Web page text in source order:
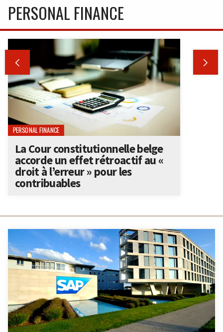
PERSONAL FINANCE
 
PERSONAL FINANCE
La Cour constitutionnelle belge
accorde un effet rétroactif au «
droit à l’erreur » pour les
contribuables